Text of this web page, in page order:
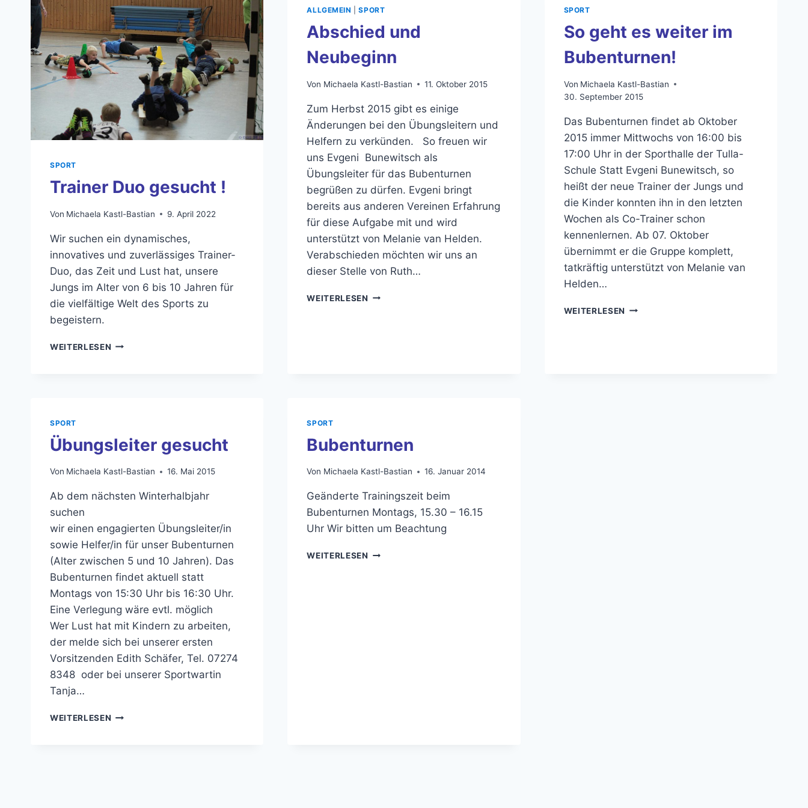
SPORT
Trainer Duo gesucht !
Von Michaela Kastl-Bastian 9. April 2022
Wir suchen ein dynamisches,
innovatives und zuverlässiges Trainer-
Duo, das Zeit und Lust hat, unsere
Jungs im Alter von 6 bis 10 Jahren für
die vielfältige Welt des Sports zu
begeistern.
WEITERLESEN TRAINER
ALLGEMEIN |SPORT
Abschied und
Neubeginn
Von Michaela Kastl-Bastian 11. Oktober 2015
Zum Herbst 2015 gibt es einige
Änderungen bei den Übungsleitern und
Helfern zu verkünden. So freuen wir
uns Evgeni Bunewitsch als
Übungsleiter für das Bubenturnen
begrüßen zu dürfen. Evgeni bringt
bereits aus anderen Vereinen Erfahrung
für diese Aufgabe mit und wird
unterstützt von Melanie van Helden.
Verabschieden möchten wir uns an
dieser Stelle von Ruth…
WEITERLESEN ABSCHIED
SPORT
So geht es weiter im
Bubenturnen!
Von Michaela Kastl-Bastian
30. September 2015
Das Bubenturnen findet ab Oktober
2015 immer Mittwochs von 16:00 bis
17:00 Uhr in der Sporthalle der Tulla-
Schule Statt Evgeni Bunewitsch, so
heißt der neue Trainer der Jungs und
die Kinder konnten ihn in den letzten
Wochen als Co-Trainer schon
kennenlernen. Ab 07. Oktober
übernimmt er die Gruppe komplett,
tatkräftig unterstützt von Melanie van
Helden…
WEITERLESEN SO
SPORT
Übungsleiter gesucht
Von Michaela Kastl-Bastian 16. Mai 2015
Ab dem nächsten Winterhalbjahr
suchen
wir einen engagierten Übungsleiter/in
sowie Helfer/in für unser Bubenturnen
(Alter zwischen 5 und 10 Jahren). Das
Bubenturnen findet aktuell statt
Montags von 15:30 Uhr bis 16:30 Uhr.
Eine Verlegung wäre evtl. möglich
Wer Lust hat mit Kindern zu arbeiten,
der melde sich bei unserer ersten
Vorsitzenden Edith Schäfer, Tel. 07274
8348 oder bei unserer Sportwartin
Tanja…
WEITERLESEN ÜBUNGSLEITER
SPORT
Bubenturnen
Von Michaela Kastl-Bastian 16. Januar 2014
Geänderte Trainingszeit beim
Bubenturnen Montags, 15.30 – 16.15
Uhr Wir bitten um Beachtung
WEITERLESEN BUBENTURNEN